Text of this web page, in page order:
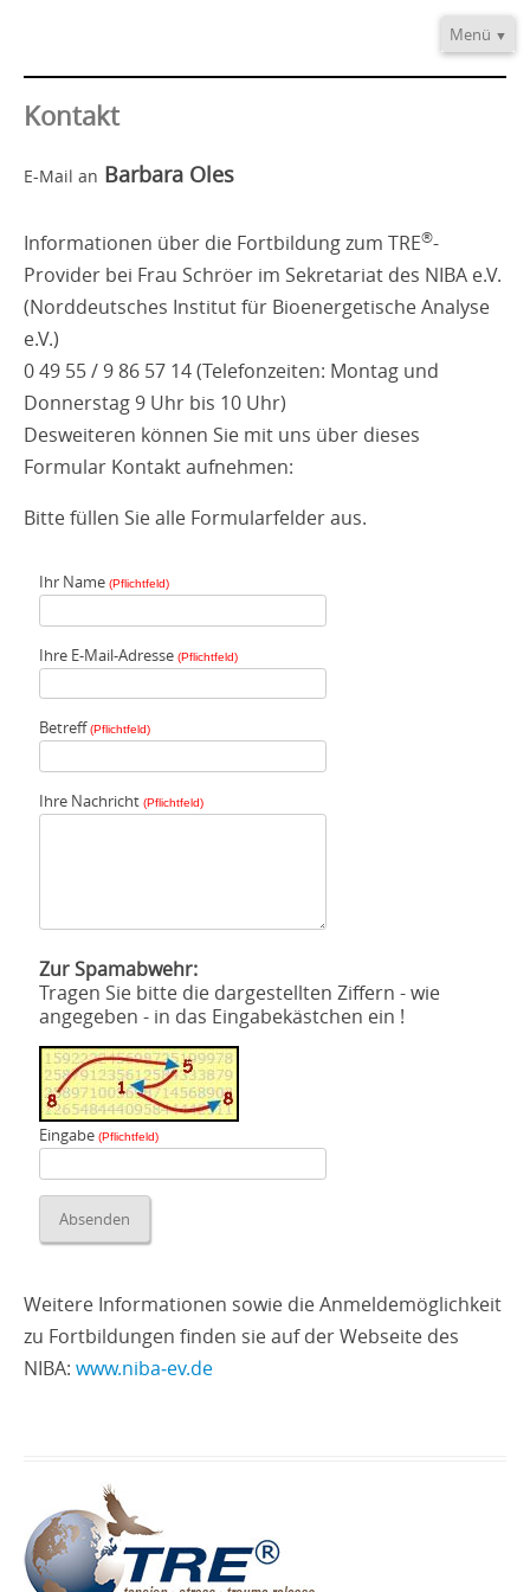
Fortbildung
Menü
Kontakt
E-Mail an Barbara Oles
Informationen über die Fortbildung zum TRE®-
Provider bei Frau Schröer im Sekretariat des NIBA e.V.
(Norddeutsches Institut für Bioenergetische Analyse
e.V.)
0 49 55 / 9 86 57 14 (Telefonzeiten: Montag und
Donnerstag 9 Uhr bis 10 Uhr)
Desweiteren können Sie mit uns über dieses
Formular Kontakt aufnehmen:
Bitte füllen Sie alle Formularfelder aus.
Ihr Name (Pflichtfeld)
Ihre E-Mail-Adresse (Pflichtfeld)
Betreff(Pflichtfeld)
Ihre Nachricht (Pflichtfeld)
Zur Spamabwehr:
Tragen Sie bitte die dargestellten Ziffern - wie
angegeben - in das Eingabekästchen ein !
Eingabe (Pflichtfeld)
Weitere Informationen sowie die Anmeldemöglichkeit
zu Fortbildungen finden sie auf der Webseite des
NIBA: www.niba‑ev.de